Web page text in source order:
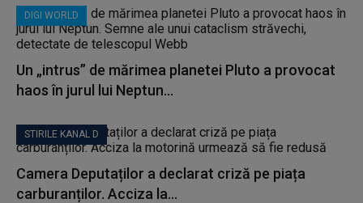
DIGI WORLD
Un „intrus” de mărimea planetei Pluto a provocat
haos în jurul lui Neptun...
STIRILE KANAL D
Camera Deputaților a declarat criză pe piața
carburanților. Acciza la...